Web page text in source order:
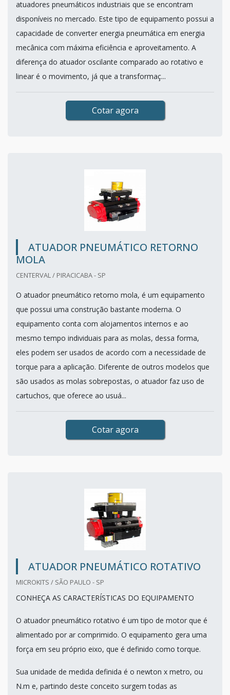
atuadores pneumáticos industriais que se encontram
disponíveis no mercado. Este tipo de equipamento possui a
capacidade de converter energia pneumática em energia
mecânica com máxima eficiência e aproveitamento. A
diferença do atuador oscilante comparado ao rotativo e
linear é o movimento, já que a transformaç...
Cotar agora
ATUADOR PNEUMÁTICO RETORNO
MOLA
CENTERVAL / PIRACICABA - SP
O atuador pneumático retorno mola, é um equipamento
que possui uma construção bastante moderna. O
equipamento conta com alojamentos internos e ao
mesmo tempo individuais para as molas, dessa forma,
eles podem ser usados de acordo com a necessidade de
torque para a aplicação. Diferente de outros modelos que
são usados as molas sobrepostas, o atuador faz uso de
cartuchos, que oferece ao usuá...
Cotar agora
ATUADOR PNEUMÁTICO ROTATIVO
MICROKITS / SÃO PAULO - SP
CONHEÇA AS CARACTERÍSTICAS DO EQUIPAMENTO
O atuador pneumático rotativo é um tipo de motor que é
alimentado por ar comprimido. O equipamento gera uma
força em seu próprio eixo, que é definido como torque.
Sua unidade de medida definida é o newton x metro, ou
N.m e, partindo deste conceito surgem todas as